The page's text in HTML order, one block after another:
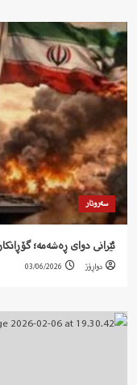
سەروتار
ئێرانی دوای ڕەشەمە؛
دواڕۆژ 03/06/2026